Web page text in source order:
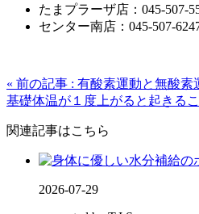
たまプラーザ店：045-507-
センター南店：045-507-
« 前の記事 : 有酸素運動と無酸
基礎体温が１度上がると起きる
関連記事はこちら
2026-07-29